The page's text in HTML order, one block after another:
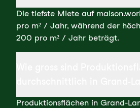
Die tiefste Miete auf
pro m² / Jahr, während der
200 pro m² / Jahr beträgt.
Produktionsflächen in Grand-